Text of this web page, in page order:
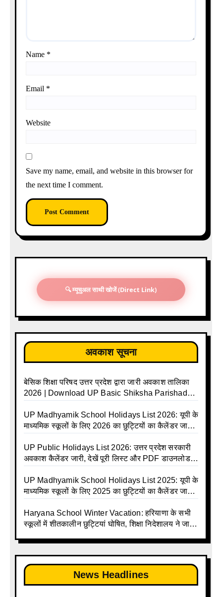
Name *
Email *
Website
Save my name, email, and website in this browser for
the next time I comment.
🔍 म्यूचुअल साथी खोजें (Direct Link)
अवकाश सूचना
बेसिक शिक्षा परिषद उत्तर प्रदेश द्वारा जारी अवकाश तालिका
2026 | Download UP Basic Shiksha Parishad
Basic School Avkash Talika UP 2026 | UP Basic
Shiksha Parishad Avkash Talika 2026 | UP
Calendar List 2026
UP Madhyamik School Holidays List 2026: यूपी के
माध्यमिक स्कूलों के लिए 2026 का छुट्टियों का कैलेंडर जारी |
UP Madhyamik Avkash Talika 2026 | UP
Madhyamik School avkash suchi | UP
Holiday Calendar | Madhyamik School Holidays
List 2026
UP Public Holidays List 2026: उत्तर प्रदेश सरकारी
अवकाश कैलेंडर जारी, देखें पूरी लिस्ट और PDF डाउनलोड
talika | Sarkari Avkash Talika | Up Holidays List |
Holidays Calendar
UP Madhyamik School Holidays List 2025: यूपी के
माध्यमिक स्कूलों के लिए 2025 का छुट्टियों का कैलेंडर जारी |
Up Madhyamik Avkash Talika 2025 | UP
Madhyamik School avkash suchi | UP
holiday calendar | Madhyamik School Holidays
List 2025
Haryana School Winter Vacation: हरियाणा के सभी
स्कूलों में शीतकालीन छुट्टियां घोषित, शिक्षा निदेशालय ने जारी
News Headlines